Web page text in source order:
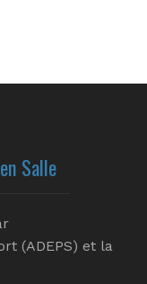
Salle
(ADEPS) et la